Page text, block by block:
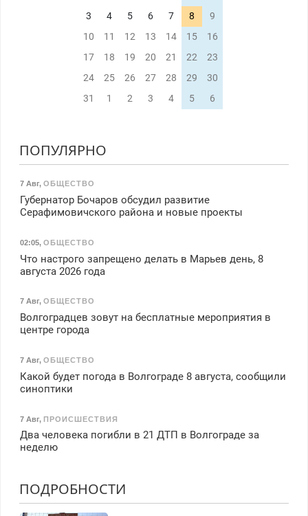
3
4 5 6 7 8
9
10
11 12 13 14 15
16
17
18 19 20 21 22
23
24
25 26 27 28 29
30
31
1 2 3 4 5 6
ПОПУЛЯРНО
7 Авг, ОБЩЕСТВО
Губернатор Бочаров обсудил развитие
Серафимовичского района и новые проекты
02:05, ОБЩЕСТВО
Что настрого запрещено делать в Марьев день, 8
августа 2026 года
7 Авг, ОБЩЕСТВО
Волгоградцев зовут на бесплатные мероприятия в
центре города
7 Авг, ОБЩЕСТВО
Какой будет погода в Волгограде 8 августа, сообщили
синоптики
7 Авг, ПРОИСШЕСТВИЯ
Два человека погибли в 21 ДТП в Волгограде за
неделю
ПОДРОБНОСТИ